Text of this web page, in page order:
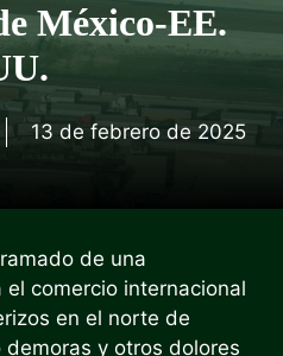
México-EE.
13 de febrero de 2025
de una
comercio internacional
en el norte de
y otros dolores